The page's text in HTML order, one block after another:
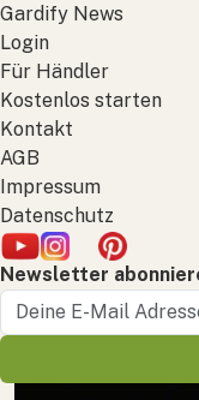
Gardify News
Login
Für Händler
Kostenlos starten
Kontakt
AGB
Impressum
Datenschutz
Newsletter